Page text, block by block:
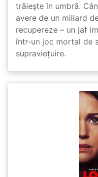
trăiește în umbră.
avere de un miliard
recupereze – un jaf
într-un joc mortal de
supraviețuire.